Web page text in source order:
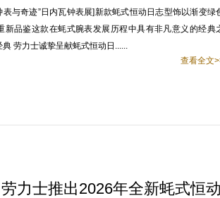
表与奇迹”日内瓦钟表展]新款蚝式恒动日志型饰以渐变绿
新品鉴这款在蚝式腕表发展历程中具有非凡意义的经典
劳力士诚挚呈献蚝式恒动日......
查看全文
力士推出2026年全新蚝式恒动